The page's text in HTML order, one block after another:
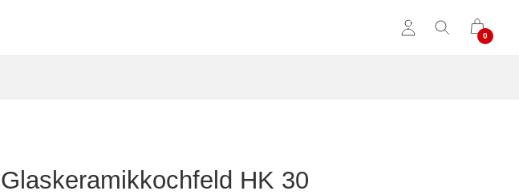
Glaskeramikkochfeld HK 30